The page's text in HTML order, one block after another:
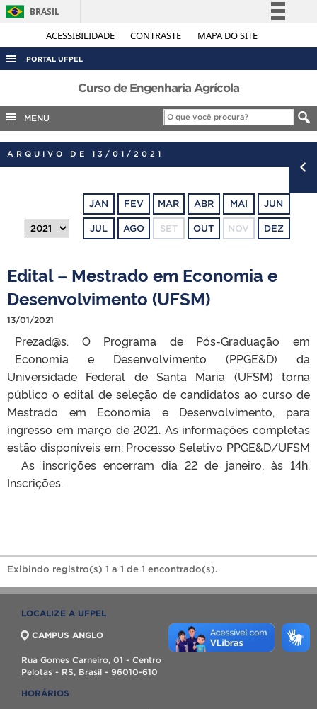
ACESSIBILIDADE CONTRASTE MAPA DO SITE
BRASIL
Simplifique!
Acesso à informação
Legislação
Canais
PORTAL UFPEL
ACESSO À INFORMAÇÃO
AUDITORIA
COBALTO
CONCURSOS
OUVIDORIA
TELEFONES
Curso de Engenharia Agrícola
MENU
ARQUIVO DE 13/01/2021
JAN FEV MAR ABR MAI JUN
JUL AGO SET OUT NOV DEZ
Edital – Mestrado em Economia e
Desenvolvimento (UFSM)
13/01/2021
Prezad@s. O Programa de Pós-Graduação em
Economia e Desenvolvimento (PPGE&D) da
Universidade Federal de Santa Maria (UFSM) torna
público o edital de seleção de candidatos ao curso de
Mestrado em Economia e Desenvolvimento, para
ingresso em março de 2021. As informações completas
estão disponíveis em: Processo Seletivo PPGE&D/UFSM
As inscrições encerram dia 22 de janeiro, às 14h.
Inscrições.
Exibindo registro(s) 1 a 1 de 1 encontrado(s).
LOCALIZE A UFPEL
CAMPUS ANGLO
Rua Gomes Carneiro, 01 - Centro
Pelotas - RS, Brasil - 96010-610
HORÁRIOS